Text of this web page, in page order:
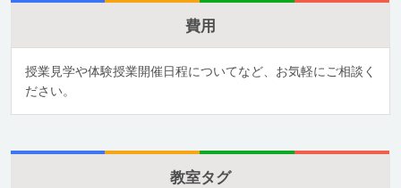
費用
授業見学や体験授業開催日程についてなど、お気軽にご相談く
ださい。
教室タグ